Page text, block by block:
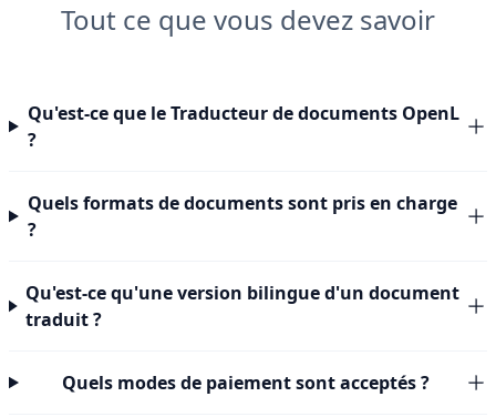
Tout ce que vous devez savoir
Qu'est-ce que le Traducteur de documents OpenL
?
Quels formats de documents sont pris en charge
?
Qu'est-ce qu'une version bilingue d'un document
traduit ?
Quels modes de paiement sont acceptés ?